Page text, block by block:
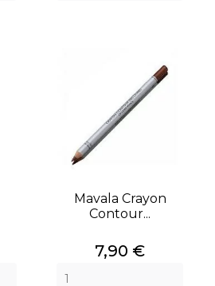
Mavala Crayon
Contour...
Prix
7,90 €